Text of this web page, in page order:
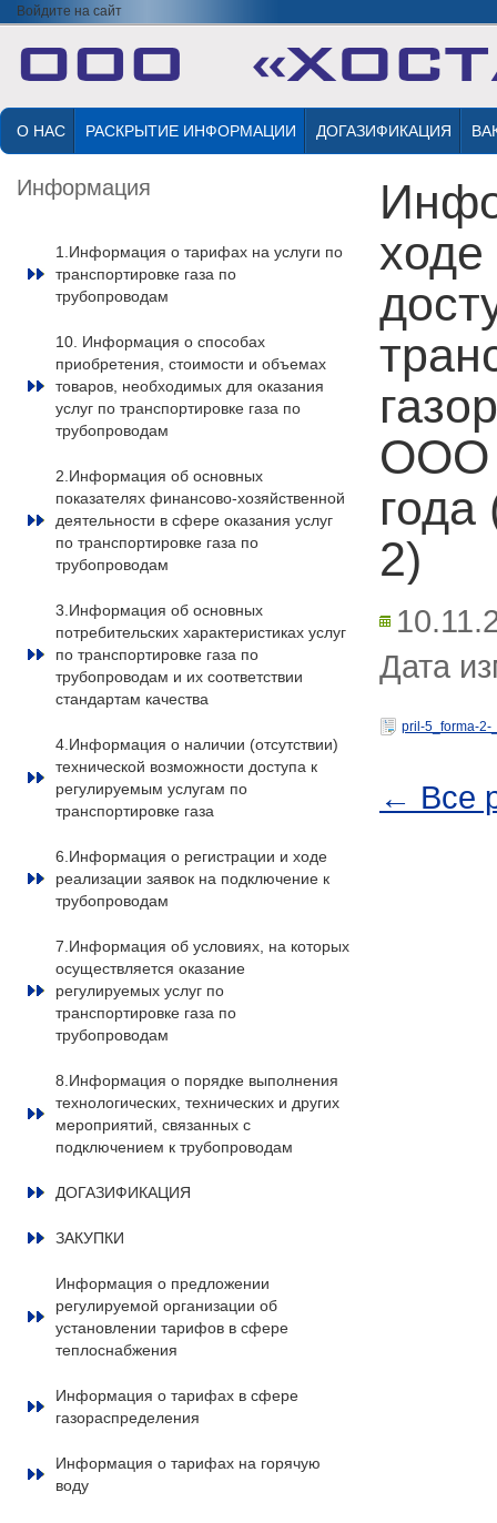
Войдите на сайт
О НАС РАСКРЫТИЕ ИНФОРМАЦИИ ДОГАЗИФИКАЦИЯ
Информация
1.Информация о тарифах на услуги по
транспортировке газа по
трубопроводам
10. Информация о способах
приобретения, стоимости и объемах
товаров, необходимых для оказания
услуг по транспортировке газа по
трубопроводам
2.Информация об основных
показателях финансово-хозяйственной
деятельности в сфере оказания услуг
по транспортировке газа по
трубопроводам
3.Информация об основных
потребительских характеристиках услуг
по транспортировке газа по
трубопроводам и их соответствии
стандартам качества
4.Информация о наличии (отсутствии)
технической возможности доступа к
регулируемым услугам по
транспортировке газа
6.Информация о регистрации и ходе
реализации заявок на подключение к
трубопроводам
7.Информация об условиях, на которых
осуществляется оказание
регулируемых услуг по
транспортировке газа по
трубопроводам
8.Информация о порядке выполнения
технологических, технических и других
мероприятий, связанных с
подключением к трубопроводам
ДОГАЗИФИКАЦИЯ
ЗАКУПКИ
Информация о предложении
регулируемой организации об
установлении тарифов в сфере
теплоснабжения
Информация о тарифах в сфере
газораспределения
Информация о тарифах на горячую
воду
ходе
ООО
2)
Дата
pril-5_forma-2-
← Все